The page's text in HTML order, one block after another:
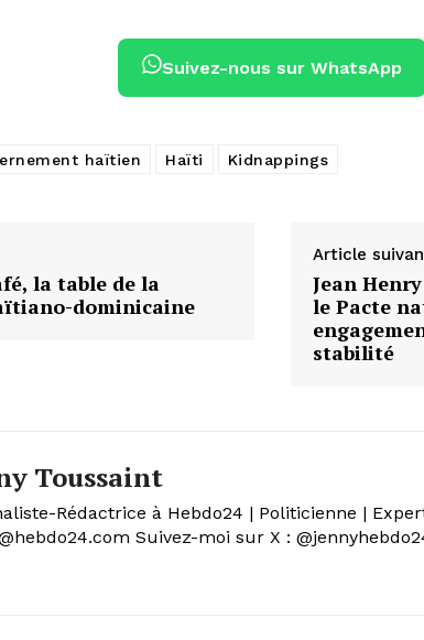
Suivez-nous sur WhatsApp
haïtien Haïti Kidnappings
la table de la
dominicaine
Article
Jean
le Pacte
stabilité
Toussaint
Rédactrice à Hebdo24 | Politicienne |
Suivez-moi sur X :